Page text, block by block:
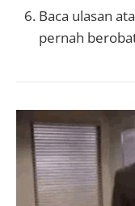
Baca ulasan
pernah